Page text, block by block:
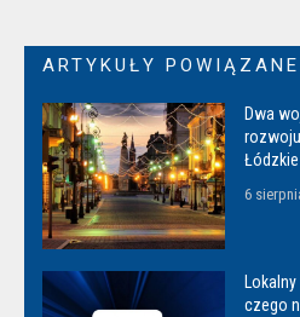
ARTYKUŁY POWIĄZANE
Dwa
6
czego